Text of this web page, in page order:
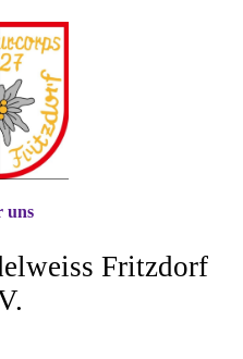
Fritzdorf
uns